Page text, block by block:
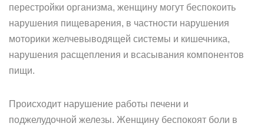
перестройки организма, женщину могут беспокоить
нарушения пищеварения, в частности нарушения
моторики желчевыводящей системы и кишечника,
нарушения расщепления и всасывания компонентов
пищи.
Происходит нарушение работы печени и
поджелудочной железы. Женщину беспокоят боли в